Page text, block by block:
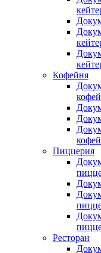
Кофейня
Пиццерия
Ресторан